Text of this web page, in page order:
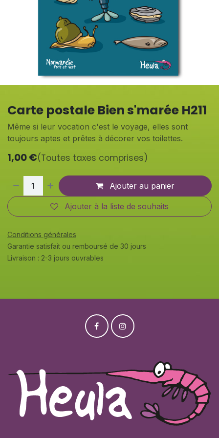
Carte postale Bien s'marée H211
Même si leur vocation c'est le voyage, elles sont
toujours aptes et prêtes à décorer vos toilettes.
1,00€(Toutes taxes comprises)
Ajouter au panier
Ajouter à la liste de souhaits
Conditions générales
Garantie satisfait ou remboursé de 30 jours
Livraison : 2-3 jours ouvrables